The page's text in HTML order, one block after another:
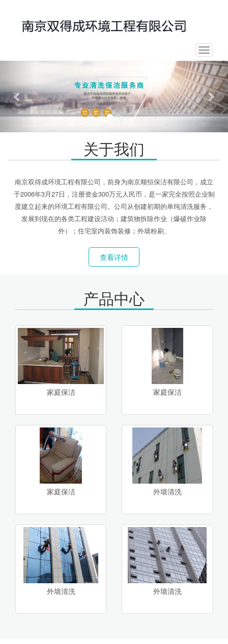
Toggle
关于我们
南京双得成环境工程有限公司，前身为南京顺恒保洁有限公司，成立
于2006年3月27日，注册资金300万元人民币，是一家完全按照企业制
度建立起来的环境工程有限公司。公司从创建初期的单纯清洗服务，
发展到现在的各类工程建设活动；建筑物拆除作业（爆破作业除
外）；住宅室内装饰装修；外墙粉刷、
查看详情
产品中心
家庭保洁 家庭保洁
家庭保洁 外墙清洗
外墙清洗 外墙清洗